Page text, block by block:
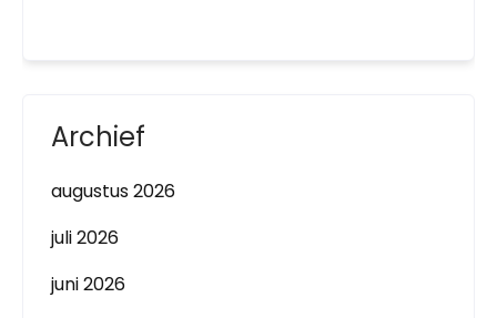
Archief
augustus 2026
juli 2026
juni 2026